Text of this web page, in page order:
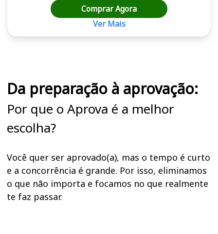
Comprar Agora
Ver Mais
Da preparação à aprovação:
Por que o Aprova é a melhor
escolha?
Você quer ser aprovado(a), mas o tempo é curto
e a concorrência é grande. Por isso, eliminamos
o que não importa e focamos no que realmente
te faz passar.